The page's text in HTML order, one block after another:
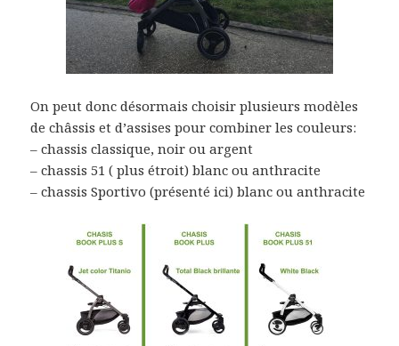
On peut donc désormais choisir plusieurs modèles
de châssis et d’assises pour combiner les couleurs:
– chassis classique, noir ou argent
– chassis 51 ( plus étroit) blanc ou anthracite
– chassis Sportivo (présenté ici) blanc ou anthracite